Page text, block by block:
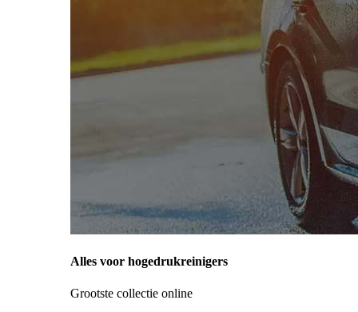
Alles voor hogedrukreinigers
Grootste collectie online